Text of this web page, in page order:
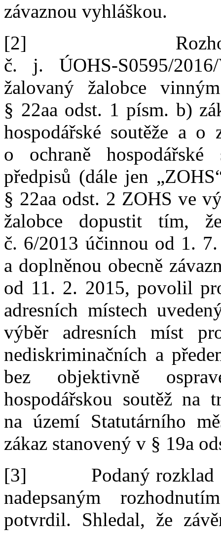
závaznou vyhláškou.
[2]
č.
j. ÚOHS‑S0595/
žalovaný žalobce
§ 22aa odst. 1 písm. b)
hospodářské soutěže a o
o
ochraně
předpisů (dále jen
§ 22aa odst. 2 ZOHS ve
žalobce dopustit tím,
č. 6/2013 účinnou od 1. 7.
a doplněnou obecně
od 11. 2. 2015, povolil
adresních místech
výběr adresních míst
nediskriminačních a
bez objektivně
hospodářskou soutěž na
na území Statutárního
zákaz stanovený v § 19a
[3]
Podaný rozklad
nadepsaným
potvrdil. Shledal, že